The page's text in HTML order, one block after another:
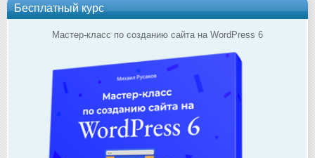
Бесплатный курс
Мастер-класс по созданию сайта на WordPress 6